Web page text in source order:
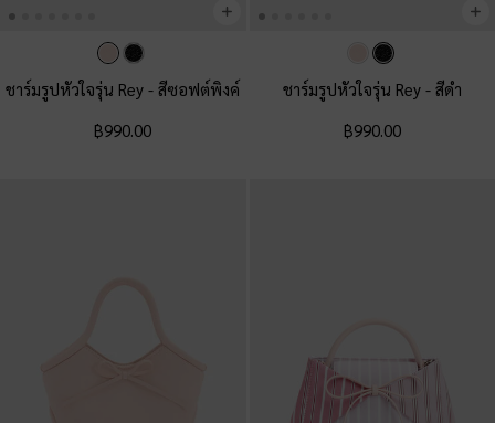
ชาร์มรูปหัวใจรุ่น Rey-สีซอฟต์พิงค์
฿990.00
ชาร์มรูปหัวใจรุ่น Rey - สีดำ
฿990.00